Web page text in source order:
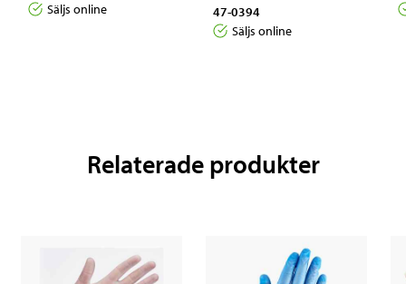
Säljs online
47-0394
Säljs online
Relaterade produkter